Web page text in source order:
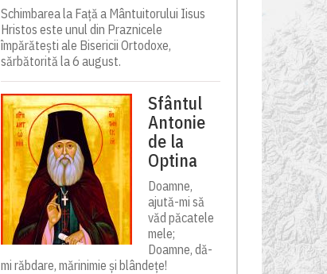
Schimbarea la Față a Mântuitorului Iisus
Hristos este unul din Praznicele
împărătești ale Bisericii Ortodoxe,
sărbătorită la 6 august.
Sfântul
Antonie
de la
Optina
Doamne,
ajută-mi să
văd păcatele
mele;
Doamne, dă-
mi răbdare, mărinimie şi blândeţe!